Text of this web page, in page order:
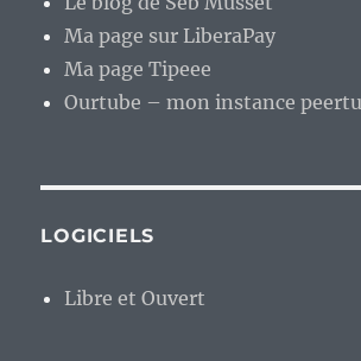
Ma page sur LiberaPay
Ma page Tipeee
Ourtube – mon instance
LOGICIELS
Libre et Ouvert